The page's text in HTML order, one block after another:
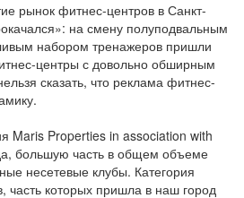
рынок фитнес-центров в Санкт-
на смену полуподвальным
набором тренажеров пришли
центры с довольно обширным
сказать, что реклама фитнес-
Maris Properties in association with
большую часть в общем объеме
несетевые клубы. Категория
часть которых пришла в наш город